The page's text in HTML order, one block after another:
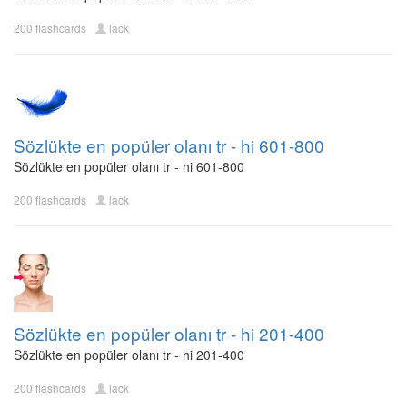
200 flashcards lack
Sözlükte en popüler olanı tr - hi 601-800
Sözlükte en popüler olanı tr - hi 601-800
200 flashcards lack
Sözlükte en popüler olanı tr - hi 201-400
Sözlükte en popüler olanı tr - hi 201-400
200 flashcards lack